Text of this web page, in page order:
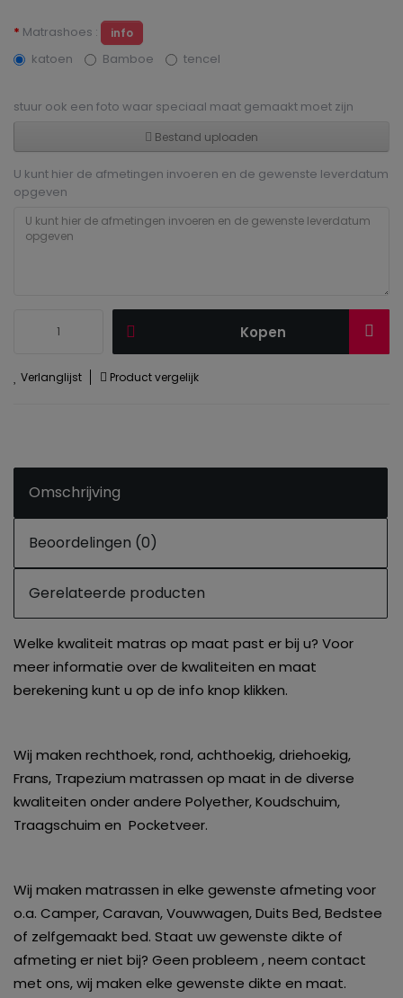
Matrashoes : info
katoen Bamboe tencel
stuur ook een foto waar speciaal maat gemaakt moet zijn
Bestand uploaden
U kunt hier de afmetingen invoeren en de gewenste leverdatum
opgeven
Kopen
Verlanglijst Product vergelijk
Omschrijving
Beoordelingen (0)
Gerelateerde producten
Welke kwaliteit matras op maat past er bij u? Voor
meer informatie over de kwaliteiten en maat
berekening kunt u op de info knop klikken.
Wij maken rechthoek, rond, achthoekig, driehoekig,
Frans, Trapezium matrassen op maat in de diverse
kwaliteiten onder andere Polyether, Koudschuim,
Traagschuim en Pocketveer.
Wij maken matrassen in elke gewenste afmeting voor
o.a. Camper, Caravan, Vouwwagen, Duits Bed, Bedstee
of zelfgemaakt bed. Staat uw gewenste dikte of
afmeting er niet bij? Geen probleem , neem contact
met ons, wij maken elke gewenste dikte en maat.